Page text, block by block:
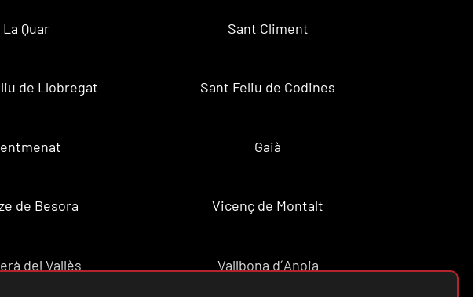
La Quar Sant Climent
de Llobregat Sant Feliu de Codines
Gaià
de Besora Vicenç de Montalt
del Vallès Vallbona d´Anoia